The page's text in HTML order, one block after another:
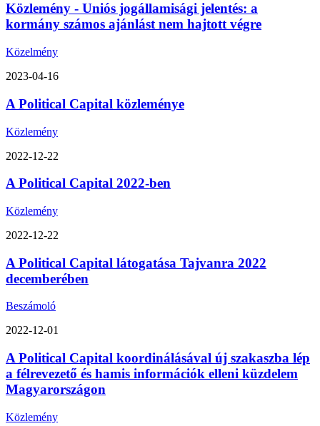
Közlemény - Uniós jogállamisági jelentés: a
kormány számos ajánlást nem hajtott végre
Közelmény
2023-04-16
A Political Capital közleménye
Közlemény
2022-12-22
A Political Capital 2022-ben
Közlemény
2022-12-22
A Political Capital látogatása Tajvanra 2022
decemberében
Beszámoló
2022-12-01
A Political Capital koordinálásával új szakaszba lép
a félrevezető és hamis információk elleni küzdelem
Magyarországon
Közlemény